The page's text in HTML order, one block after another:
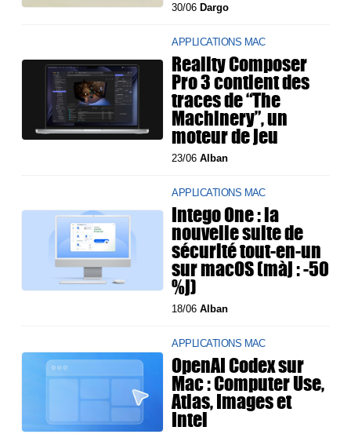
30/06Dargo
APPLICATIONS MAC
Reality Composer
Pro 3 contient des
traces de “The
Machinery”, un
moteur de jeu
23/06Alban
APPLICATIONS MAC
Intego One : la
nouvelle suite de
sécurité tout-en-un
sur macOS (màj : -50
%j)
18/06Alban
APPLICATIONS MAC
OpenAI Codex sur
Mac : Computer Use,
Atlas, Images et
Intel